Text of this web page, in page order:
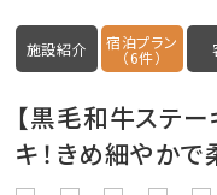
施設紹介 宿泊プラン
（6件）
【黒毛和牛ステ
キ！きめ細やか